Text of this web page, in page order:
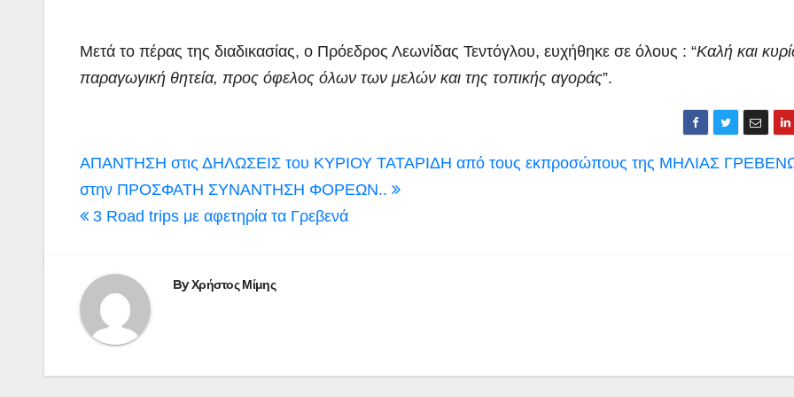
Μετά το πέρας της διαδικασίας, ο Πρόεδρος Λεωνίδας Τεντόγλου, ευχήθηκε σε όλους : “Καλή και
παραγωγική θητεία, προς όφελος όλων των μελών και της τοπικής αγοράς”.
Πλοήγηση
άρθρων
ΑΠΑΝΤΗΣΗ στις ΔΗΛΩΣΕΙΣ του ΚΥΡΙΟΥ ΤΑΤΑΡΙΔΗ από τους εκπροσώπους της ΜΗΛΙΑΣ
στην ΠΡΟΣΦΑΤΗ ΣΥΝΑΝΤΗΣΗ ΦΟΡΕΩΝ..
3 Road trips με αφετηρία τα Γρεβενά
ByΧρήστος Μίμης